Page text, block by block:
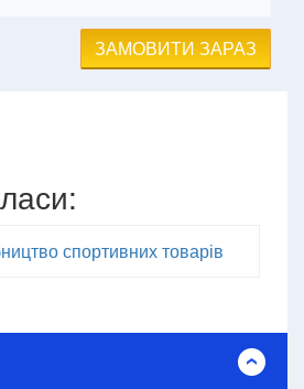
ЗАМОВИТИ ЗАРАЗ
спортивних товарів